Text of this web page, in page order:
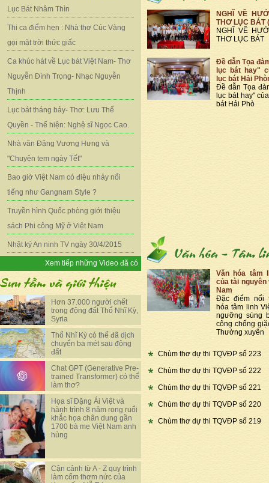
Lục Bát Nhâm Thìn
Thi ca điểm hẹn : Nhà thơ Cúc Vàng
gọi mặt trời thức giấc
Ca khúc hát về Lục bát Việt Nam- Thơ
Nguyễn Đình Trọng- Nhạc Nguyễn
Thịnh
Lục bát tháng bảy- Thơ: Lưu Thế
Quyền - Thể hiện: Nghệ sĩ Ngọc Cao.
Nhà văn Đặng Vương Hưng và
"Chuyện tem ngày Tết"
Bao giờ Việt Nam có điệu nhảy nổi
tiếng như Gangnam Style ?
Truyền hình Quốc phòng giới thiệu
sách Phi công Mỹ ở Việt Nam
Nhật ký An ninh TV ngày 30/4/2015
Xem tiếp những Video đã có
Hơn 37.000 người chết
trong động đất Thổ Nhĩ Kỳ,
Syria
Thổ Nhĩ Kỳ có thể đã dịch
chuyển ba mét sau động
đất
Chat GPT (Generative Pre-
trained Transformer) có thể
làm thơ?
Họa sĩ Đặng Ái Việt và
hành trình 8 năm rong ruổi
khắc họa chân dung gần
1700 bà mẹ Việt Nam anh
hùng
Cận cảnh từ A - Z quy trình
làm cốm thơm nức của
NGHĨ VỀ
THƠ LỤC BÁT
NGHĨ VỀ
THƠ LỤC BÁT
Đề dẫn Tọa
lục bát hay"
lục bát Hải
Đề dẫn Tọa
lục bát hay"
bát Hải Phò
Văn hóa tâm
của tài nguyên
Nam
Đặc điểm nổi
hóa tâm linh
ngưỡng sùng
công chống
Thường xuyên
Chùm thơ dự thi TQVĐP số 223
Chùm thơ dự thi TQVĐP số 222
Chùm thơ dự thi TQVĐP số 221
Chùm thơ dự thi TQVĐP số 220
Chùm thơ dự thi TQVĐP số 219